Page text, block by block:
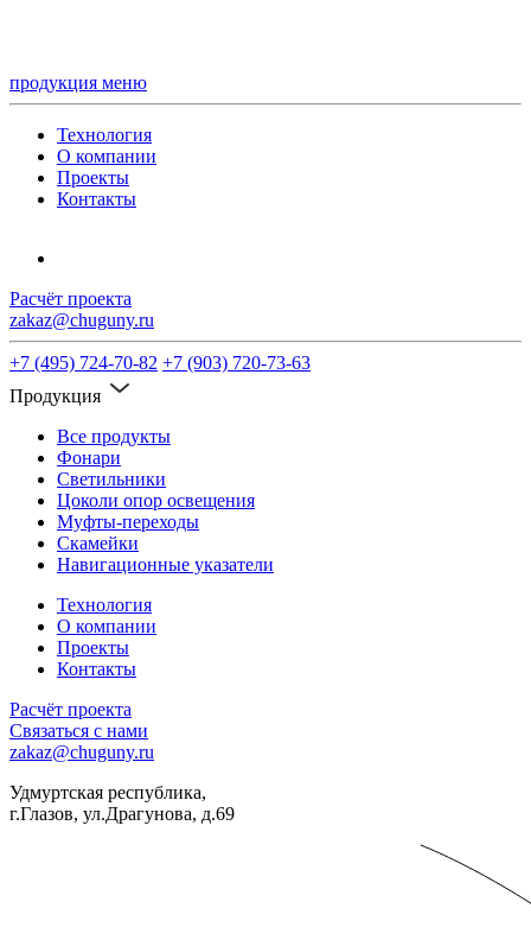
продукция меню
Технология
О компании
Проекты
Контакты
Расчёт проекта
zakaz@chuguny.ru
+7 (495) 724-70-82 +7 (903) 720-73-63
Продукция
Все продукты
Фонари
Светильники
Цоколи опор освещения
Муфты-переходы
Скамейки
Навигационные указатели
Технология
О компании
Проекты
Контакты
Расчёт проекта
Связаться с нами
zakaz@chuguny.ru
Удмуртская республика,
г.Глазов, ул.Драгунова, д.69